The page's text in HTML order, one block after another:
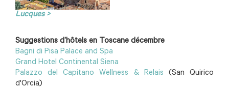
Lucques >
Suggestions d’hôtels en Toscane décembre
Bagni di Pisa Palace and Spa
Grand Hotel Continental Siena
Palazzo del Capitano Wellness & Relais (San Quirico
d'Orcia)